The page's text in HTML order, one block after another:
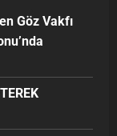
Göz Vakfı